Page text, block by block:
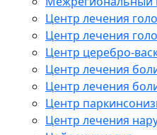
Центр лечения
Центр лечения
Центр церебро-
Центр лечения
Центр лечения
Центр
Центр лечения